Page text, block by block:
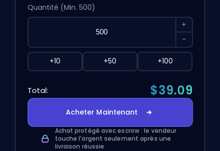
Quantité (Min. 500)
+
-
+10 +50 +100
Total: $39.09
Acheter Maintenant
Achat protégé avec escrow : le vendeur
touche l’argent seulement après une
livraison réussie